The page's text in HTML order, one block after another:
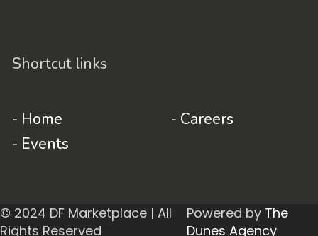
Shortcut links
- Home
- Events
- Careers
© 2024 DF Marketplace | All
Rights Reserved
Powered by The
Dunes Agency